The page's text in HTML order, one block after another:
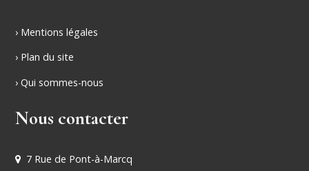
› Mentions légales
› Plan du site
› Qui sommes-nous
Nous contacter
7 Rue de Pont-à-Marcq